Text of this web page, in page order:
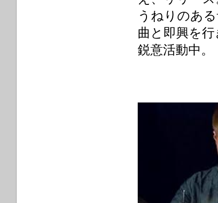
うねりのあ
曲と即興を
鋭意活動中。